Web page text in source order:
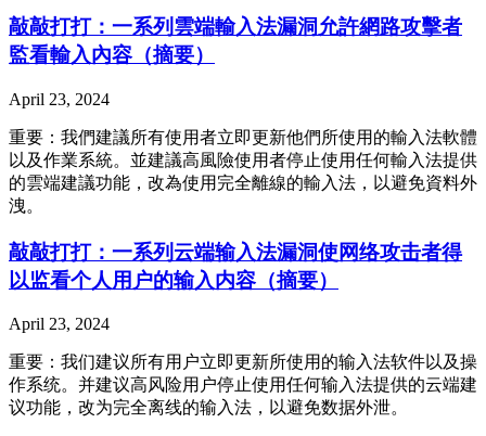
敲敲打打：一系列雲端輸入法漏洞允許網路攻擊者
監看輸入內容（摘要）
April 23, 2024
重要：我們建議所有使用者立即更新他們所使用的輸入法軟體
以及作業系統。並建議高風險使用者停止使用任何輸入法提供
的雲端建議功能，改為使用完全離線的輸入法，以避免資料外
洩。
敲敲打打：一系列云端输入法漏洞使网络攻击者得
以监看个人用户的输入内容（摘要）
April 23, 2024
重要：我们建议所有用户立即更新所使用的输入法软件以及操
作系统。并建议高风险用户停止使用任何输入法提供的云端建
议功能，改为完全离线的输入法，以避免数据外泄。